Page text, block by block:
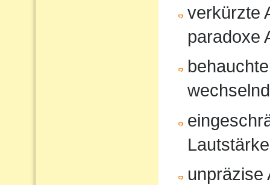
verkürzte
paradoxe
unpräzise